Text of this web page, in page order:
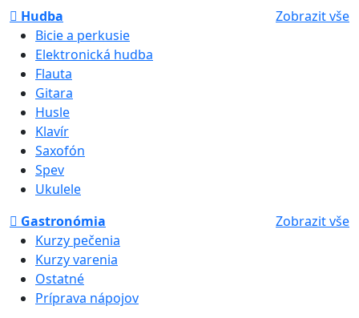
Hudba
Zobrazit vše
Bicie a perkusie
Elektronická hudba
Flauta
Gitara
Husle
Klavír
Saxofón
Spev
Ukulele
Gastronómia
Zobrazit vše
Kurzy pečenia
Kurzy varenia
Ostatné
Príprava nápojov